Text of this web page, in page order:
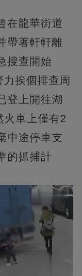
在龍華街道
帶著軒軒離
搜查開始
挨個排查周
登上開往湖
火車上僅有2
中途停車支
的抓捕計